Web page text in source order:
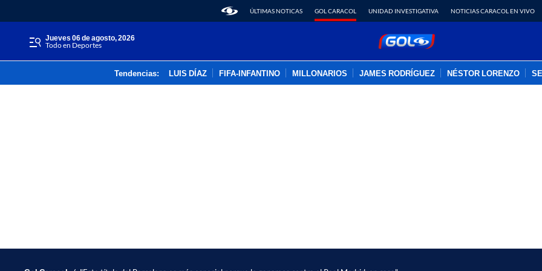
ÚLTIMAS NOTICAS GOL CARACOL UNIDAD INVESTIGATIVA NOTICIAS CARACOL EN VIVO
jueves 06 de agosto, 2026
Todo en Deportes
Tendencias: LUIS DÍAZ FIFA-INFANTINO MILLONARIOS JAMES RODRÍGUEZ NÉSTOR LORENZO